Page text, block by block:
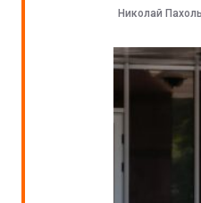
Николай